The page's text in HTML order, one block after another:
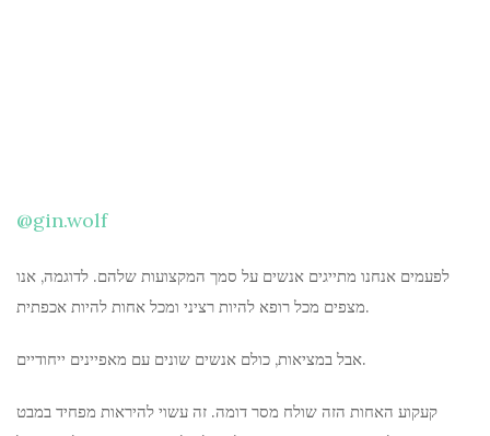
@gin.wolf
לפעמים אנחנו מתייגים אנשים על סמך המקצועות שלהם. לדוגמה, אנו
מצפים מכל רופא להיות רציני ומכל אחות להיות אכפתית.
אבל במציאות, כולם אנשים שונים עם מאפיינים ייחודיים.
קעקוע האחות הזה שולח מסר דומה. זה עשוי להיראות מפחיד במבט